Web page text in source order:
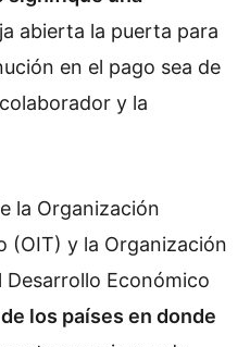
abierta la puerta para
en el pago sea de
y la
la Organización
(OIT) y la Organización
Económico
los países en donde